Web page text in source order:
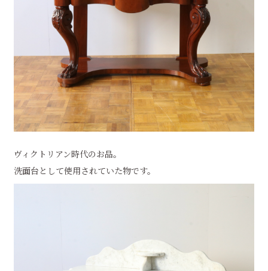
ヴィクトリアン時代のお品。
洗面台として使用されていた物です。